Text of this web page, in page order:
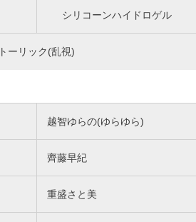
シリコーンハイドロゲル
トーリック(乱視)
越智ゆらの(ゆらゆら)
齊藤早紀
重盛さと美